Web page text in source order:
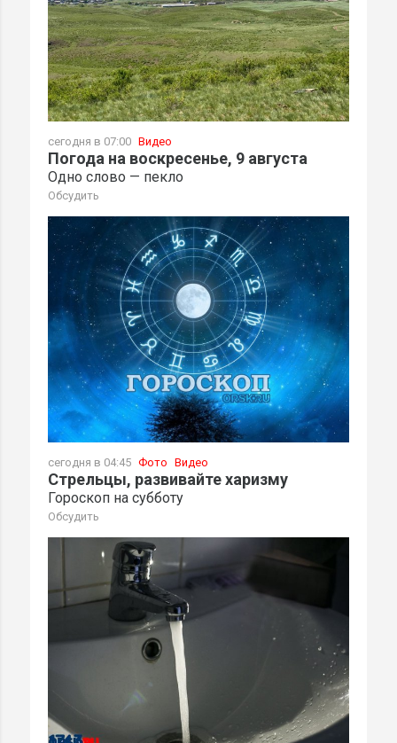
сегодня в 07:00 Видео
Погода на воскресенье, 9 августа
Одно слово — пекло
Обсудить
сегодня в 04:45 Фото Видео
Стрельцы, развивайте харизму
Гороскоп на субботу
Обсудить